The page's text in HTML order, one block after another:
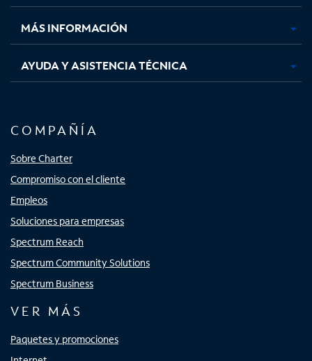
nuevanuevanuevanueva
MÁS INFORMACIÓN
AYUDA Y ASISTENCIA TÉCNICA
COMPAÑÍA
Sobre Charter
Compromiso con el cliente
Empleos
Soluciones para empresas
Spectrum Reach
Spectrum Community Solutions
Spectrum Business
VER MÁS
Paquetes y promociones